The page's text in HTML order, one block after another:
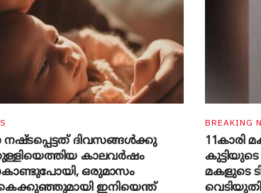
നഷ്ടപ്പെട്ടത് ദിവസങ്ങൾക്കു
കാലവർഷം
കൊണ്ടുപോയി, ഒരുമാസം
ഇനിയെന്ത്
BREAKING
11കാരി
മകളുടെ